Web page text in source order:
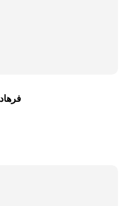
فرهاد